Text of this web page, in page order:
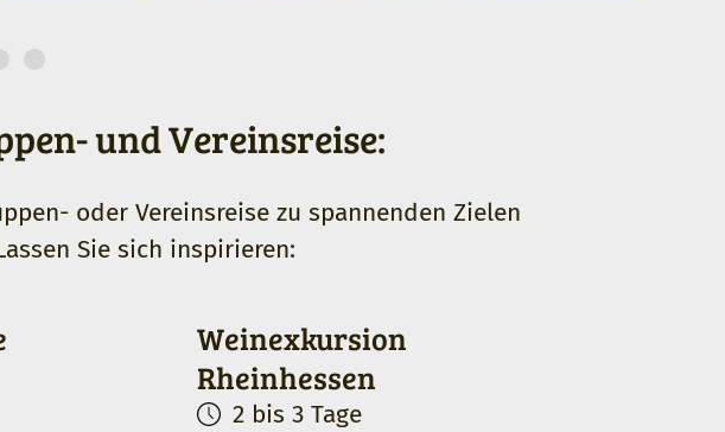
und Vereinsreise:
oder Vereinsreise zu spannenden Zielen
Sie sich inspirieren:
Weinexkursion
Rheinhessen
2 bis 3 Tage